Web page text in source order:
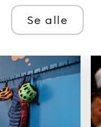
Se alle